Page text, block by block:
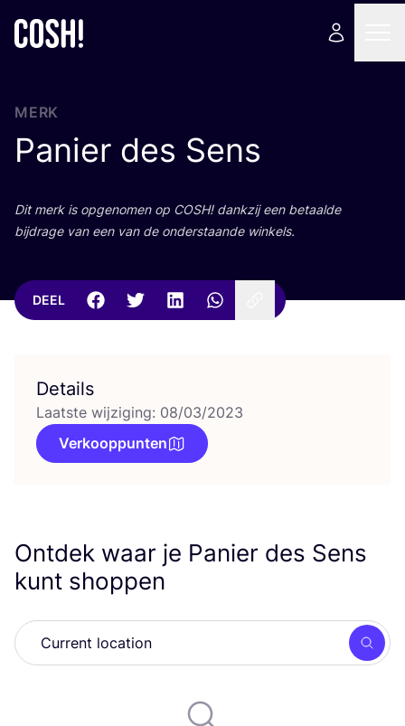
MERK
Panier des Sens
Dit merk is opge­no­men op COSH! dank­zij een betaal­de
bij­dra­ge van een van de onder­staan­de winkels.
DEEL
Details
Laatste wijziging: 08/03/2023
Verkooppunten
Ontdek waar je Panier des Sens
kunt shoppen
Zoek